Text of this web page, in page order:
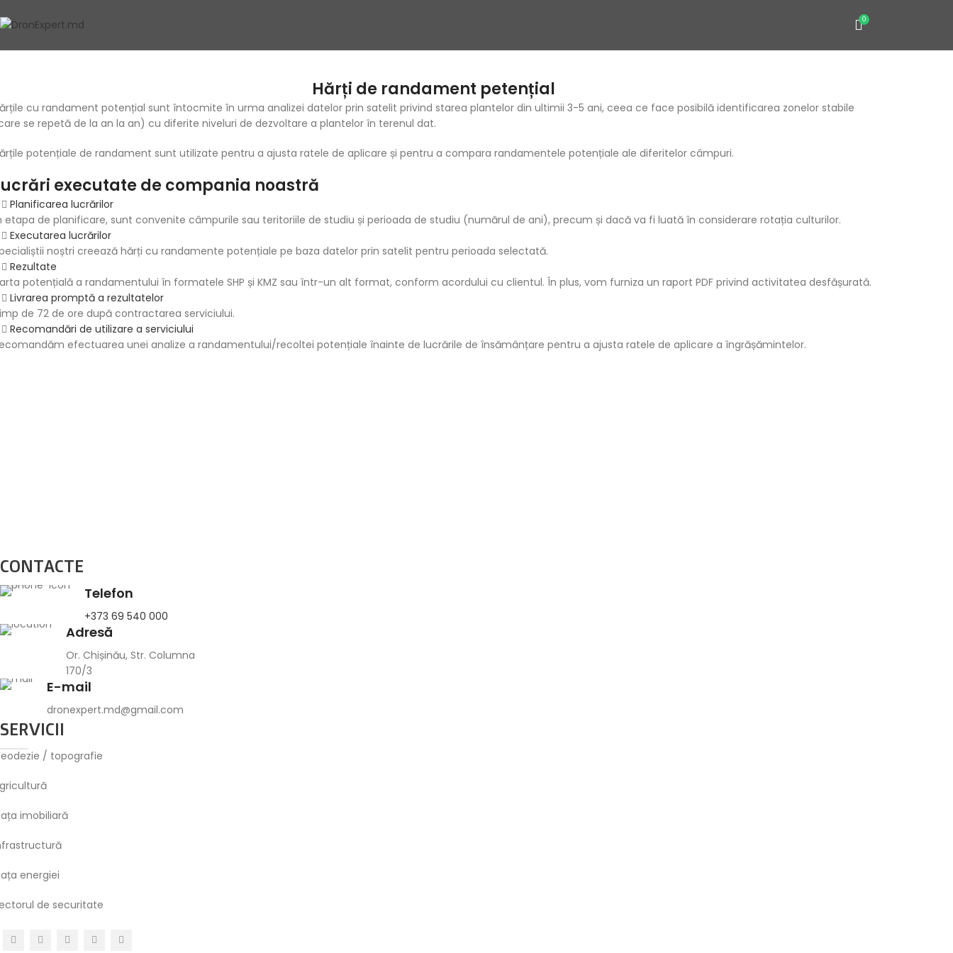
0
Hărți de randament petențial
cu randament potențial sunt întocmite în urma analizei datelor prin satelit privind starea plantelor din ultimii 3-5 ani, ceea ce face posibilă identificarea zonelor stabile
se repetă de la an la an) cu diferite niveluri de dezvoltare a plantelor în terenul dat.
potențiale de randament sunt utilizate pentru a ajusta ratele de aplicare și pentru a compara randamentele potențiale ale diferitelor câmpuri.
executate de compania noastră
Planificarea lucrărilor
etapa de planificare, sunt convenite câmpurile sau teritoriile de studiu și perioada de studiu (numărul de ani), precum și dacă va fi luată în considerare rotația culturilor.
Executarea lucrărilor
noștri creează hărți cu randamente potențiale pe baza datelor prin satelit pentru perioada selectată.
Rezultate
potențială a randamentului în formatele SHP și KMZ sau într-un alt format, conform acordului cu clientul. În plus, vom furniza un raport PDF privind activitatea desfășurată.
Livrarea promptă a rezultatelor
de 72 de ore după contractarea serviciului.
Recomandări de utilizare a serviciului
efectuarea unei analize a randamentului/recoltei potențiale înainte de lucrările de însămânțare pentru a ajusta ratele de aplicare a îngrășămintelor.
CONTACTE
Telefon
+373 69 540 000
Adresă
Or. Chișinău, Str. Columna
170/3
E-mail
dronexpert.md@gmail.com
SERVICII
/ topografie
imobiliară
energiei
de securitate